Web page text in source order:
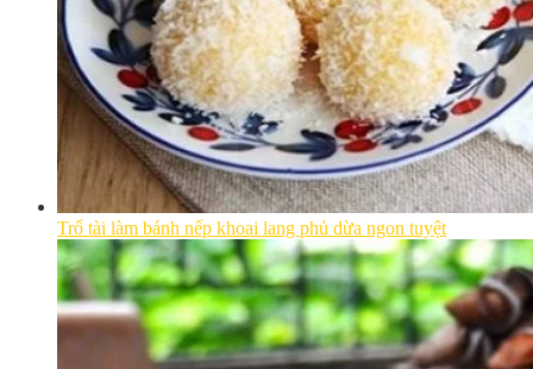
Trổ tài làm bánh nếp khoai lang phủ dừa ngon tuyệt